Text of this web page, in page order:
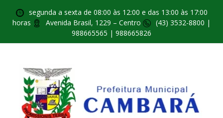
segunda a sexta de 08:00 às 12:00 e das 13:00 às 17:00
horas
Avenida Brasil, 1229 – Centro
(43) 3532-8800 |
988665565 | 988665826